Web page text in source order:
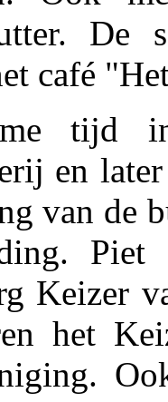
De
café
tijd
en
van de
Keizer
het